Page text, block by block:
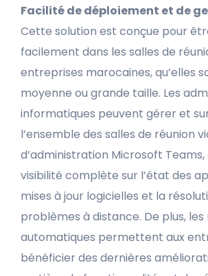
Facilité de déploiement et de
Cette solution est conçue pour
facilement dans les salles de
entreprises marocaines, qu’elles
moyenne ou grande taille. Les
informatiques peuvent gérer et
l’ensemble des salles de réunion
d’administration Microsoft
visibilité complète sur l’état des
mises à jour logicielles et la
problèmes à distance. De plus, les
automatiques permettent aux
bénéficier des dernières